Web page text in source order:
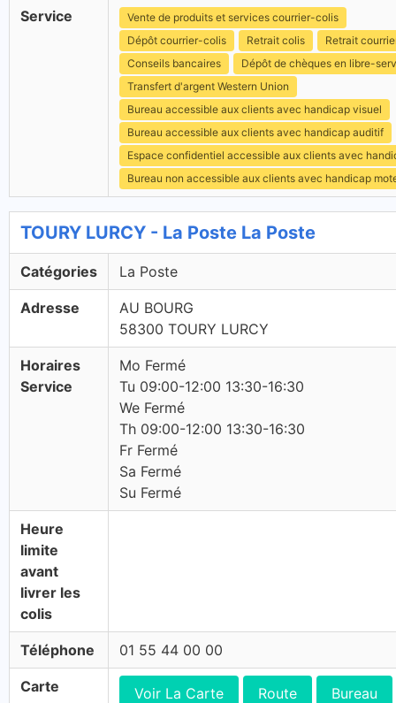
Service
Vente de produits et services courrier-colis
Dépôt courrier-colis
Retrait colis
Retrait
Conseils bancaires
Dépôt de chèques en libre-
Transfert d'argent Western Union
Bureau accessible aux clients avec handicap visuel
Bureau accessible aux clients avec handicap auditif
Espace confidentiel accessible aux clients avec
Bureau non accessible aux clients avec handicap
TOURY LURCY - La Poste La Poste
Catégories La Poste
Adresse
AU BOURG
58300 TOURY LURCY
Horaires
Service
Mo Fermé
Tu 09:00-12:00 13:30-16:30
We Fermé
Th 09:00-12:00 13:30-16:30
Fr Fermé
Sa Fermé
Su Fermé
Heure
limite
avant
livrer les
colis
Téléphone 01 55 44 00 00
Carte Voir La Carte Route Bureau